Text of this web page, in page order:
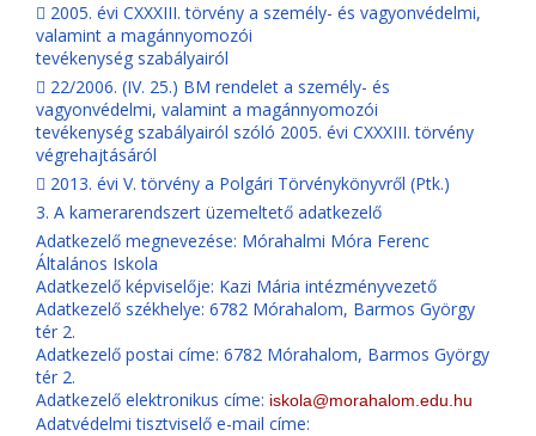
 2005. évi CXXXIII. törvény a személy- és vagyonvédelmi,
valamint a magánnyomozói
tevékenység szabályairól
 22/2006. (IV. 25.) BM rendelet a személy- és
vagyonvédelmi, valamint a magánnyomozói
tevékenység szabályairól szóló 2005. évi CXXXIII. törvény
végrehajtásáról
 2013. évi V. törvény a Polgári Törvénykönyvről (Ptk.)
3. A kamerarendszert üzemeltető adatkezelő
Adatkezelő megnevezése: Mórahalmi Móra Ferenc
Általános Iskola
Adatkezelő képviselője: Kazi Mária intézményvezető
Adatkezelő székhelye: 6782 Mórahalom, Barmos György
tér 2.
Adatkezelő postai címe: 6782 Mórahalom, Barmos György
tér 2.
Adatkezelő elektronikus címe: iskola@morahalom.edu.hu
Adatvédelmi tisztviselő e-mail címe: